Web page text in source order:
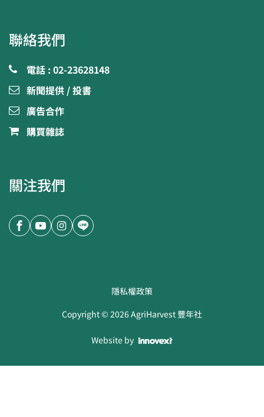
聯絡我們
電話 : 02-23628148
新聞提供 / 投書
廣告合作
購買雜誌
關注我們
隱私權政策
Copyright ©2026AgriHarvest 豐年社
Website by